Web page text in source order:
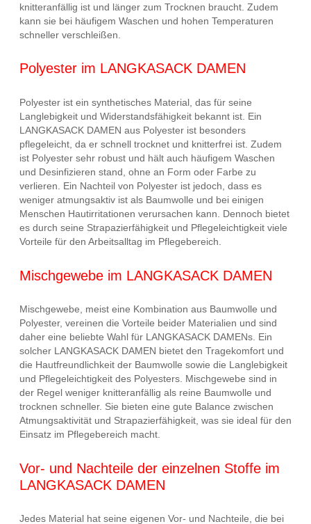
knitteranfällig ist und länger zum Trocknen braucht. Zudem
kann sie bei häufigem Waschen und hohen Temperaturen
schneller verschleißen.
Polyester im LANGKASACK DAMEN
Polyester ist ein synthetisches Material, das für seine
Langlebigkeit und Widerstandsfähigkeit bekannt ist. Ein
LANGKASACK DAMEN aus Polyester ist besonders
pflegeleicht, da er schnell trocknet und knitterfrei ist. Zudem
ist Polyester sehr robust und hält auch häufigem Waschen
und Desinfizieren stand, ohne an Form oder Farbe zu
verlieren. Ein Nachteil von Polyester ist jedoch, dass es
weniger atmungsaktiv ist als Baumwolle und bei einigen
Menschen Hautirritationen verursachen kann. Dennoch bietet
es durch seine Strapazierfähigkeit und Pflegeleichtigkeit viele
Vorteile für den Arbeitsalltag im Pflegebereich.
Mischgewebe im LANGKASACK DAMEN
Mischgewebe, meist eine Kombination aus Baumwolle und
Polyester, vereinen die Vorteile beider Materialien und sind
daher eine beliebte Wahl für LANGKASACK DAMENs. Ein
solcher LANGKASACK DAMEN bietet den Tragekomfort und
die Hautfreundlichkeit der Baumwolle sowie die Langlebigkeit
und Pflegeleichtigkeit des Polyesters. Mischgewebe sind in
der Regel weniger knitteranfällig als reine Baumwolle und
trocknen schneller. Sie bieten eine gute Balance zwischen
Atmungsaktivität und Strapazierfähigkeit, was sie ideal für den
Einsatz im Pflegebereich macht.
Vor- und Nachteile der einzelnen Stoffe im
LANGKASACK DAMEN
Jedes Material hat seine eigenen Vor- und Nachteile, die bei